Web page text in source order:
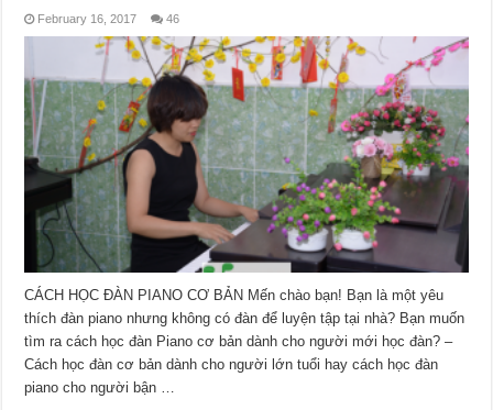
February 16, 2017 46
CÁCH HỌC ĐÀN PIANO CƠ BẢN Mến chào bạn! Bạn là một yêu
thích đàn piano nhưng không có đàn để luyện tập tại nhà? Bạn muốn
tìm ra cách học đàn Piano cơ bản dành cho người mới học đàn? –
Cách học đàn cơ bản dành cho người lớn tuổi hay cách học đàn
piano cho người bận …